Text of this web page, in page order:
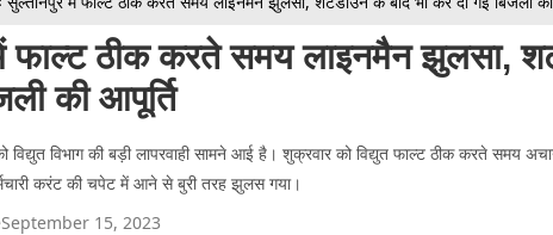
फाल्ट ठीक करते समय लाइनमैन झुलसा,
की आपूर्ति
विभाग की बड़ी लापरवाही सामने आई है। शुक्रवार को विद्युत फाल्ट ठीक करते समय
करंट की चपेट में आने से बुरी तरह झुलस गया।
September 15, 2023